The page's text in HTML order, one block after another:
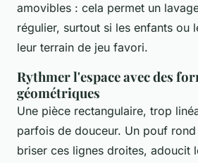
amovibles : cela permet un
régulier, surtout si les enfants ou
leur terrain de jeu favori.
Rythmer l'espace avec des
géométriques
Une pièce rectangulaire, trop
parfois de douceur. Un pouf
briser ces lignes droites, adoucit